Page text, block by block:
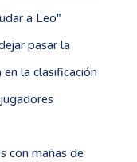
a Leo"
pasar la
la clasificación
con mañas de